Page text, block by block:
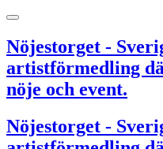
Nöjestorget -
artistförmedling
nöje och event.
Nöjestorget -